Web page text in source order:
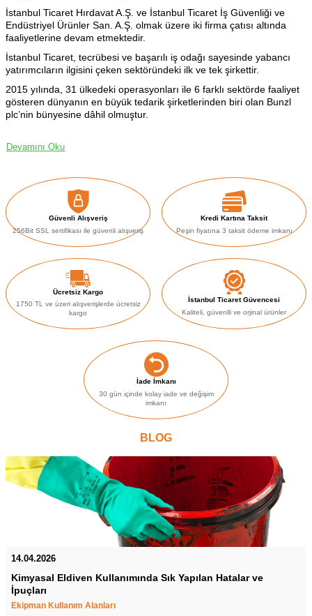
İstanbul Ticaret Hırdavat A.Ş. ve İstanbul Ticaret İş Güvenliği ve
Endüstriyel Ürünler San. A.Ş. olmak üzere iki firma çatısı altında
faaliyetlerine devam etmektedir.
İstanbul Ticaret, tecrübesi ve başarılı iş odağı sayesinde yabancı
yatırımcıların ilgisini çeken sektöründeki ilk ve tek şirkettir.
2015 yılında, 31 ülkedeki operasyonları ile 6 farklı sektörde faaliyet
gösteren dünyanın en büyük tedarik şirketlerinden biri olan Bunzl
plc’nin bünyesine dâhil olmuştur.
Devamını Oku
Güvenli Alışveriş
256Bit SSL sertifikası ile güvenli alışveriş
Kredi Kartına Taksit
Peşin fiyatına 3 taksit ödeme imkanı
Ücretsiz Kargo
1750 TL ve üzeri alışverişlerde ücretsiz
kargo
İstanbul Ticaret Güvencesi
Kaliteli, güvenlli ve orjinal ürünler
İade İmkanı
30 gün içinde kolay iade ve değişim
imkanı
BLOG
14.04.2026
Kimyasal Eldiven Kullanımında Sık Yapılan Hatalar ve
İpuçları
Ekipman Kullanım Alanları